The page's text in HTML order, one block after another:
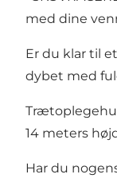
med dine
Er du klar til
dybet med
14 meters
Har du